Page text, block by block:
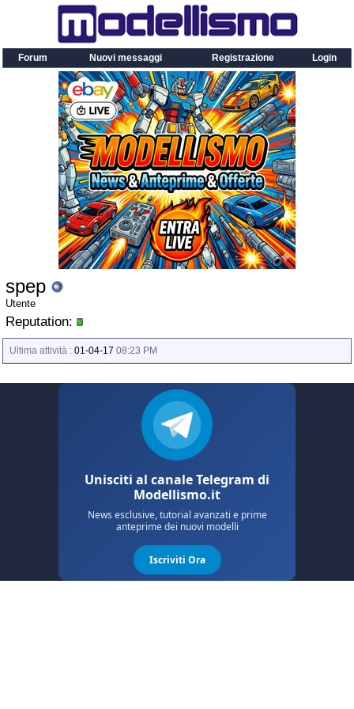
Forum Nuovi messaggi Registrazione Login
spep
Utente
Reputation:
Ultima attività : 01-04-17 08:23 PM